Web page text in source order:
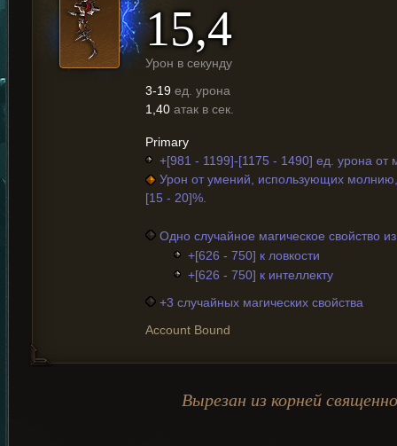
15,4
Урон в секунду
3-19 ед. урона
1,40 атак в сек.
Primary
+[981 - 1199]-[1175 - 1490] ед. урона от
Урон от умений, использующих
[15 - 20]%.
Одно случайное магическое свойство
+[626 - 750] к ловкости
+[626 - 750] к интеллекту
+3 случайных магических свойства
Account Bound
Вырезан из корней